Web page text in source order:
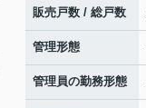
販売戸数 / 総戸数
管理形態
管理員の勤務形態